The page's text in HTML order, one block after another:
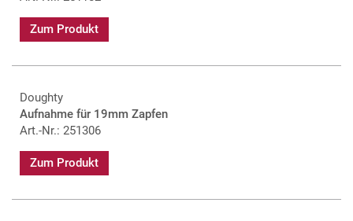
Zum Produkt
Doughty
Aufnahme für 19mm Zapfen
Art.-Nr.: 251306
Zum Produkt